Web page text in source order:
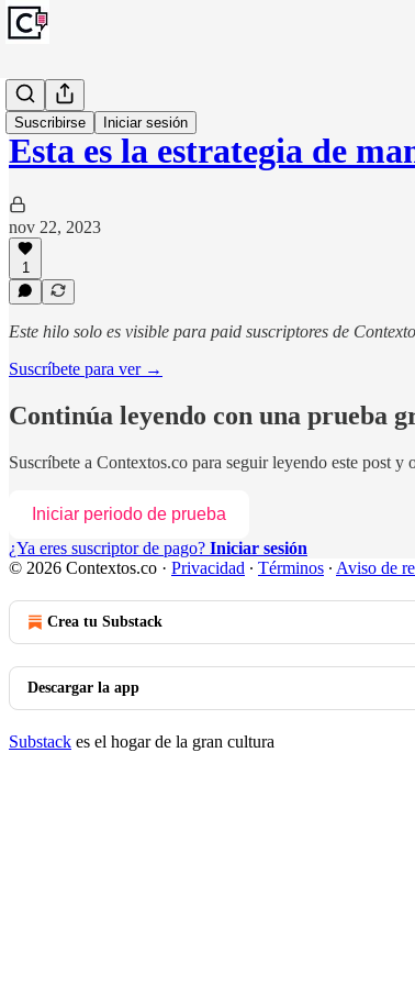
Suscribirse Iniciar sesión
Artículos
Esta es la estrategia de
nov 22, 2023
1
Este hilo solo es visible para paid suscriptores de
Suscríbete para ver →
Continúa leyendo con una prueba
Suscríbete a Contextos.co para seguir leyendo este post y
Iniciar periodo de prueba
¿Ya eres suscriptor de pago? Iniciar sesión
© 2026 Contextos.co · Privacidad ∙ Términos ∙ Aviso de
Crea tu Substack
Descargar la app
Substack es el hogar de la gran cultura